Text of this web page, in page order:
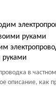
руками
в
описание, как